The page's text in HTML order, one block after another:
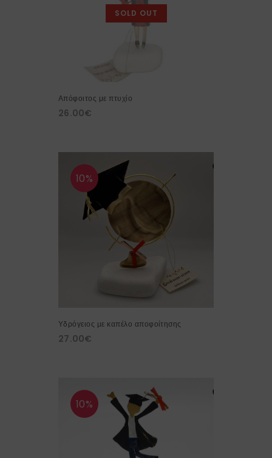
SOLD OUT
Απόφοιτος με πτυχίο
26.00€
10%
Υδρόγειος με καπέλο αποφοίτησης
27.00€
10%